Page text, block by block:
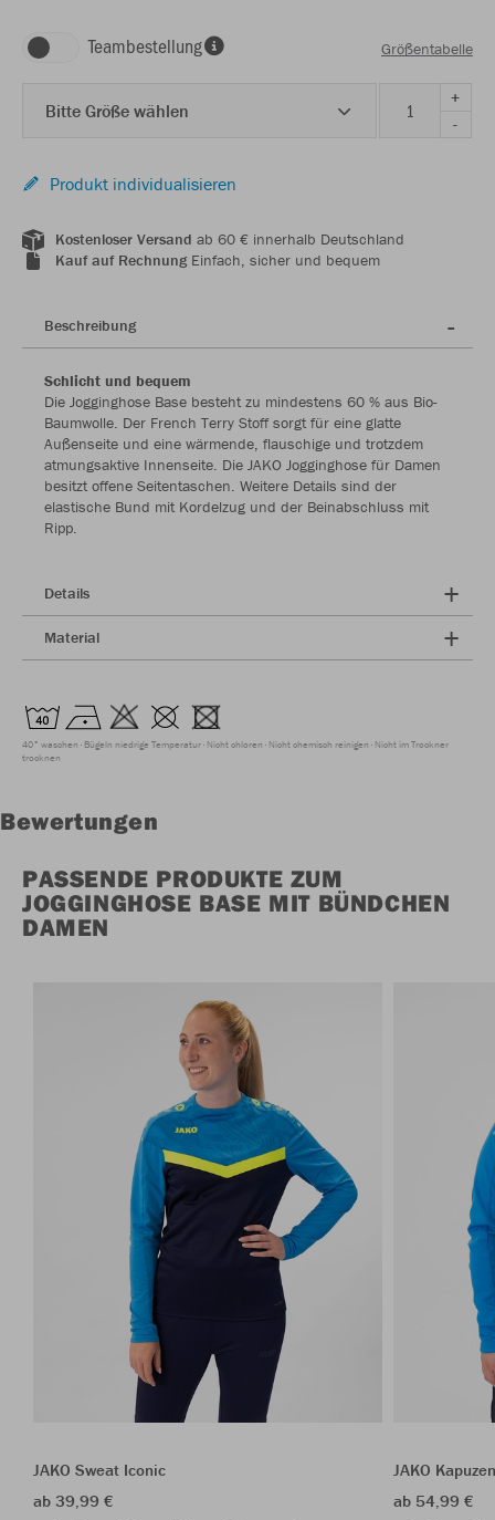
Teambestellung Größentabelle
Bitte Größe wählen
+
-
Produkt individualisieren
Kostenloser Versand ab 60 € innerhalb Deutschland
Kauf auf RechnungEinfach, sicher und bequem
Beschreibung
Schlicht und bequem
Die Jogginghose Base besteht zu mindestens 60 % aus Bio-
Baumwolle. Der French Terry Stoff sorgt für eine glatte
Außenseite und eine wärmende, flauschige und trotzdem
atmungsaktive Innenseite. Die JAKO Jogginghose für Damen
besitzt offene Seitentaschen. Weitere Details sind der
elastische Bund mit Kordelzug und der Beinabschluss mit
Ripp.
Details
Material
40° waschen Bügeln niedrige Temperatur Nicht chloren Nicht chemisch reinigen Nicht im Trockner
trocknen
Bewertungen
PASSENDE PRODUKTE ZUM
JOGGINGHOSE BASE MIT BÜNDCHEN
DAMEN
JAKO Sweat Iconic
ab 39,99 €
JAKO
ab 54,99 €